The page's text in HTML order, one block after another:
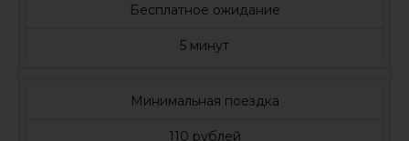
Бесплатное ожидание
5 минут
Минимальная поездка
110 рублей